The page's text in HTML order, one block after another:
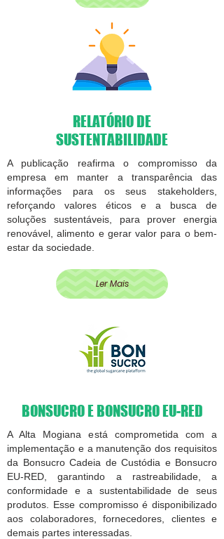
RELATÓRIO DE
SUSTENTABILIDADE
A publicação reafirma o compromisso da
empresa em manter a transparência das
informações para os seus stakeholders,
reforçando valores éticos e a busca de
soluções sustentáveis, para prover energia
renovável, alimento e gerar valor para o bem-
estar da sociedade.
Ler Mais
BONSUCRO E BONSUCRO EU-RED
A Alta Mogiana está comprometida com a
implementação e a manutenção dos requisitos
da Bonsucro Cadeia de Custódia e Bonsucro
EU-RED, garantindo a rastreabilidade, a
conformidade e a sustentabilidade de seus
produtos. Esse compromisso é disponibilizado
aos colaboradores, fornecedores, clientes e
demais partes interessadas.